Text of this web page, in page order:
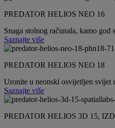
PREDATOR HELIOS NEO 16
Snaga stolnog računala, kamo god
Saznajte više
PREDATOR HELIOS NEO 18
Uronite u neonski osvijetljen svijet
Saznajte više
PREDATOR HELIOS 3D 15,